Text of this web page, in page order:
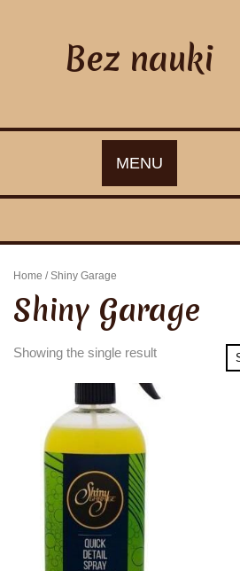
Bez nauki
MENU
Home / Shiny Garage
Shiny Garage
Showing the single result